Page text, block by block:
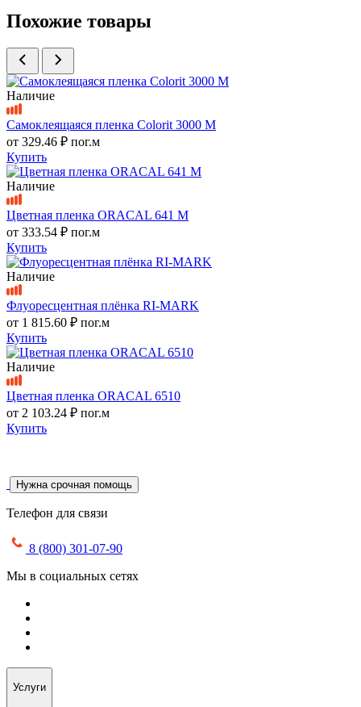
Похожие товары
Наличие
Самоклеящаяся пленка Colorit 3000 M
от 329.46 ₽ пог.м
Купить
Наличие
Цветная пленка ORACAL 641 M
от 333.54 ₽ пог.м
Купить
Наличие
Флуоресцентная плёнка RI-MARK
от 1 815.60 ₽ пог.м
Купить
Наличие
Цветная пленка ORACAL 6510
от 2 103.24 ₽ пог.м
Купить
Нужна срочная помощь
Телефон для связи
8 (800) 301-07-90
Мы в социальных сетях
Услуги